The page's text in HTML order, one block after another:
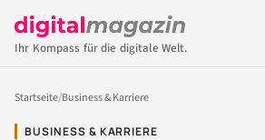
Ihr Kompass für die digitale Welt.
Startseite/Business & Karriere
BUSINESS & KARRIERE